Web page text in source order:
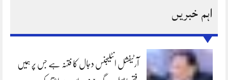
اہم خبریں
آرٹیفشل انٹلیجنس دجال کا فتنہ ہے جس پر ہمیں